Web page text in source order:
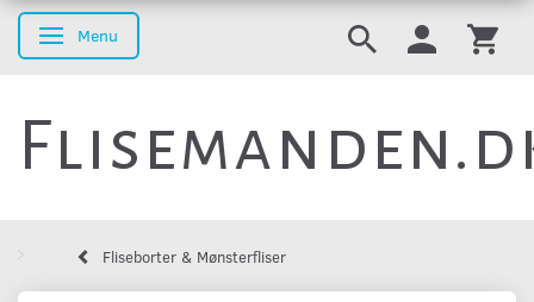
Skifte navigation
Menu
Fliseborter & Mønsterfliser